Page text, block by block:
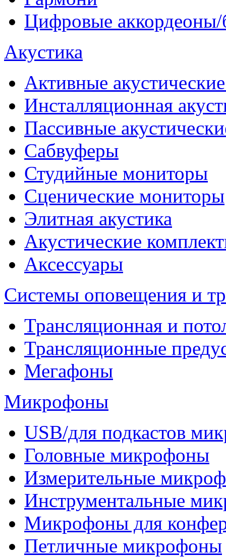
Цифровые
Акустика
Активные
Инсталляционная
Пассивные
Сабвуферы
Студийные мониторы
Сценические мониторы
Элитная акустика
Акустические
Аксессуары
Системы оповещения и
Трансляционная и
Трансляционные
Мегафоны
Микрофоны
USB/для подкастов
Головные микрофоны
Измерительные
Инструментальные
Микрофоны для
Петличные микрофоны